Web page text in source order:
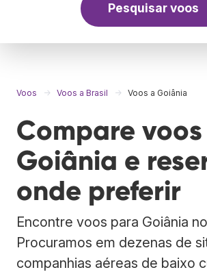
Pesquisar voos
Voos Voos a Brasil Voos a Goiânia
Compare
Goiânia e
onde preferir
Encontre voos para Goiânia
Procuramos em dezenas de
companhias aéreas de baixo